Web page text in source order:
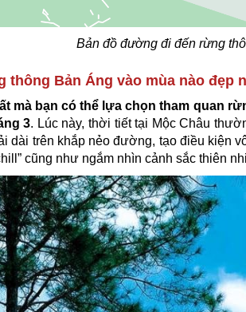
Bản đồ đường đi đến rừng
thông Bản Áng vào mùa nào đẹp
mà bạn có thể lựa chọn tham quan
3. Lúc này, thời tiết tại Mộc Châu
dài trên khắp nẻo đường, tạo điều kiện
cũng như ngắm nhìn cảnh sắc thiên